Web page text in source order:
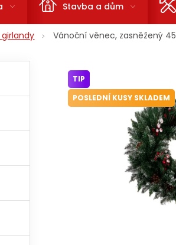
Stavba a dům
Vánoční věnec, zasněžený
TIP
POSLEDNÍ KUSY SKLADEM